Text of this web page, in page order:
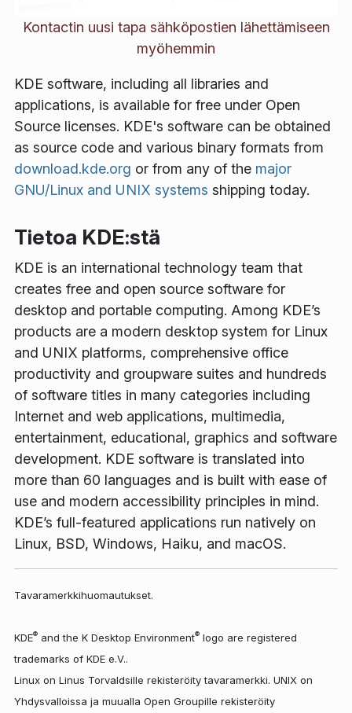
Kontactin uusi tapa sähköpostien lähettämiseen
myöhemmin
KDE software, including all libraries and
applications, is available for free under Open
Source licenses. KDE's software can be obtained
as source code and various binary formats from
download.kde.org or from any of the major
GNU/Linux and UNIX systems shipping today.
Tietoa KDE:stä
KDE is an international technology team that
creates free and open source software for
desktop and portable computing. Among KDE’s
products are a modern desktop system for Linux
and UNIX platforms, comprehensive office
productivity and groupware suites and hundreds
of software titles in many categories including
Internet and web applications, multimedia,
entertainment, educational, graphics and software
development. KDE software is translated into
more than 60 languages and is built with ease of
use and modern accessibility principles in mind.
KDE’s full-featured applications run natively on
Linux, BSD, Windows, Haiku, and macOS.
Tavaramerkkihuomautukset.
KDE® and the K Desktop Environment® logo are registered
trademarks of KDE e.V..
Linux on Linus Torvaldsille rekisteröity tavaramerkki. UNIX on
Yhdysvalloissa ja muualla Open Groupille rekisteröity